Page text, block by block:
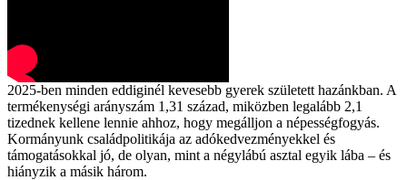
2025-ben minden eddiginél kevesebb gyerek született hazánkban. A
termékenységi arányszám 1,31 század, miközben legalább 2,1
tizednek kellene lennie ahhoz, hogy megálljon a népességfogyás.
Kormányunk családpolitikája az adókedvezményekkel és
támogatásokkal jó, de olyan, mint a négylábú asztal egyik lába – és
hiányzik a másik három.